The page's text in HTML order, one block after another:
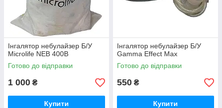
Інгалятор небулайзер Б/У
Microlife NEB 400B
Готово до відправки
1 000 ₴
Купити
Інгалятор небулайзер Б/У
Gamma Effect Max
Готово до відправки
550 ₴
Купити